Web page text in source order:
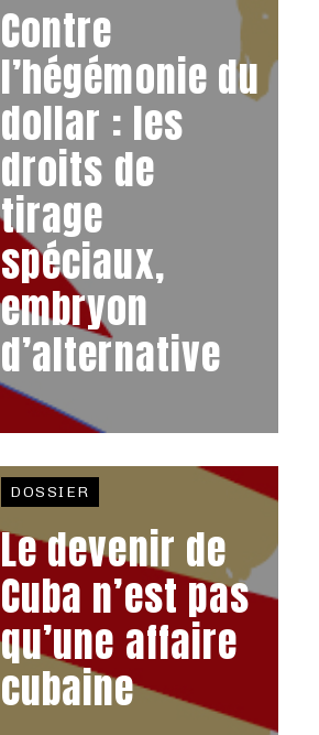
Contre
l’hégémonie du
dollar : les
droits de
tirage
spéciaux,
embryon
d’alternative
DOSSIER
Le devenir de
Cuba n’est pas
qu’une affaire
cubaine